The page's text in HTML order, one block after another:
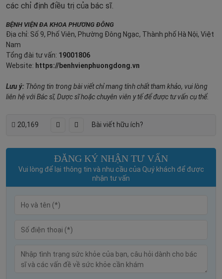
các chỉ định điều trị của bác sĩ.
BỆNH VIỆN ĐA KHOA PHƯƠNG ĐÔNG
Địa chỉ: Số 9, Phố Viên, Phường Đông Ngạc, Thành phố Hà Nội, Việt
Nam
Tổng đài tư vấn: 19001806
Website: https://benhvienphuongdong.vn
Lưu ý: Thông tin trong bài viết chỉ mang tính chất tham khảo, vui lòng
liên hệ với Bác sĩ, Dược sĩ hoặc chuyên viên y tế để được tư vấn cụ thể.
20,169 Bài viết hữu ích?
ĐĂNG KÝ NHẬN TƯ VẤN
Vui lòng để lại thông tin và nhu cầu của Quý khách để được
nhận tư vấn